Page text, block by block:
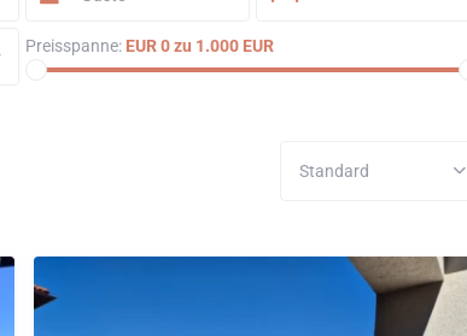
Preisspanne: EUR 0 zu 1.000 EUR
Standard